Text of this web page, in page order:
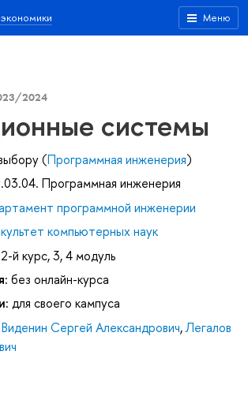
Меню
2024
системы
(Программная инженерия)
Программная инженерия
программной инженерии
компьютерных наук
2-й курс, 3, 4 модуль
без онлайн-курса
для своего кампуса
Виденин Сергей Александрович,Легалов